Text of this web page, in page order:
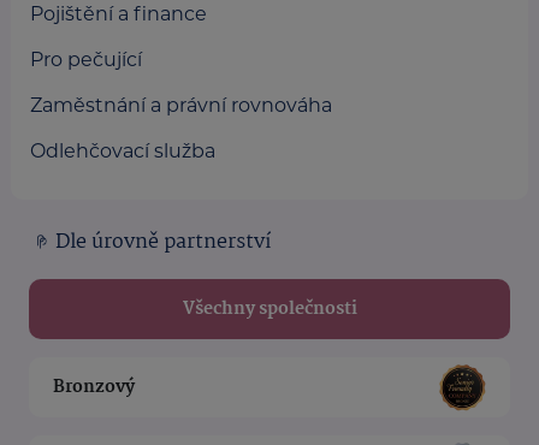
Pojištění a finance
Pro pečující
Zaměstnání a právní rovnováha
Odlehčovací služba
Dle úrovně partnerství
Všechny společnosti
Bronzový